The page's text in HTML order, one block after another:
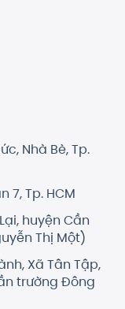
Nhà Bè, Tp.
7, Tp. HCM
huyện Cần
Thị Một)
Xã Tân Tập,
trường Đông